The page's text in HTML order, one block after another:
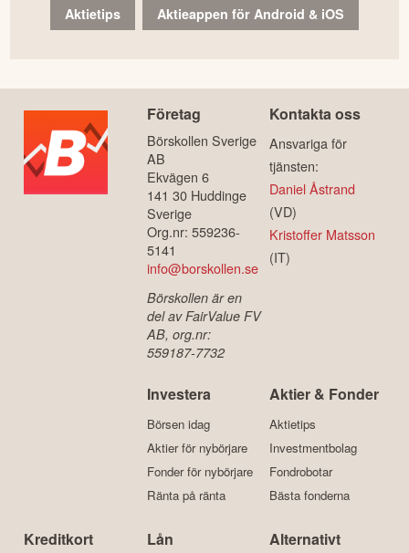
Aktietips Aktieappen för Android & iOS
Företag
Börskollen Sverige
AB
Ekvägen 6
141 30 Huddinge
Sverige
Org.nr: 559236-
5141
info@borskollen.se
Börskollen är en
del av FairValue FV
AB, org.nr:
559187-7732
Kontakta oss
Ansvariga för
tjänsten:
Daniel Åstrand
(VD)
Kristoffer Matsson
(IT)
Investera
Börsen idag
Aktier för nybörjare
Fonder för nybörjare
Ränta på ränta
Aktier & Fonder
Aktietips
Investmentbolag
Fondrobotar
Bästa fonderna
Kreditkort Lån Alternativt